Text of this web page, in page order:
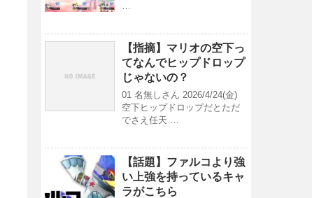
…
【指摘】マリオの空下っ
てなんでヒップドロップ
じゃないの？
01 名無しさん 2026/4/24(金)
空下ヒップドロップだとただ
でさえ任天 …
【話題】ファルコより強
い上強を持っているキャ
ラがこちら